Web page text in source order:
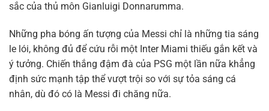
sắc của thủ môn Gianluigi Donnarumma.
Những pha bóng ấn tượng của Messi chỉ là những tia sáng
le lói, không đủ để cứu rỗi một Inter Miami thiếu gắn kết và
ý tưởng. Chiến thắng đậm đà của PSG một lần nữa khẳng
định sức mạnh tập thể vượt trội so với sự tỏa sáng cá
nhân, dù đó có là Messi đi chăng nữa.